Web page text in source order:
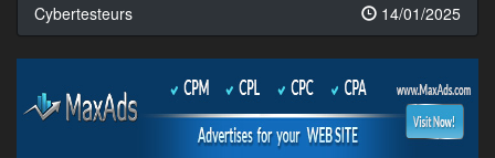
Cybertesteurs
14/01/2025